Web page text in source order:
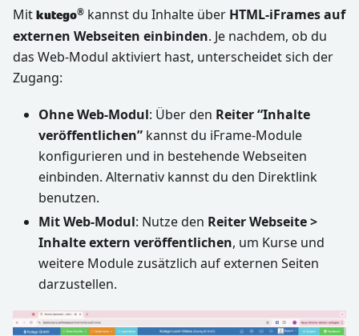
Mit kutego® kannst du Inhalte über HTML-iFrames auf
externen Webseiten einbinden. Je nachdem, ob du
das Web-Modul aktiviert hast, unterscheidet sich der
Zugang:
Ohne Web-Modul: Über den Reiter “Inhalte
veröffentlichen” kannst du iFrame-Module
konfigurieren und in bestehende Webseiten
einbinden. Alternativ kannst du den Direktlink
benutzen.
Mit Web-Modul: Nutze den Reiter Webseite >
Inhalte extern veröffentlichen, um Kurse und
weitere Module zusätzlich auf externen Seiten
darzustellen.